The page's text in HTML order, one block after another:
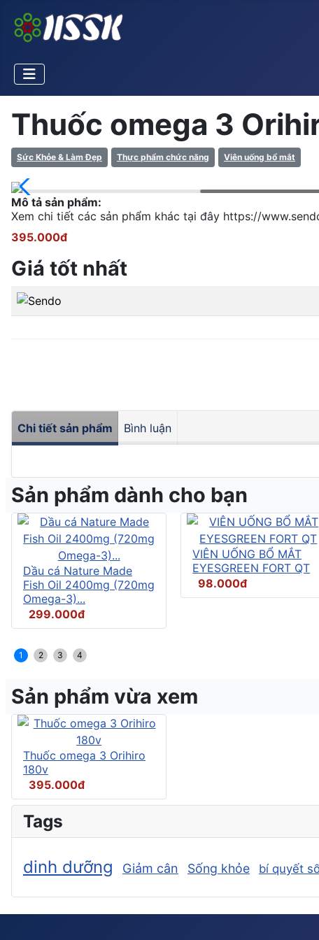
Thuốc omega 3
Sức Khỏe & Làm Đẹp Thực phẩm chức năng Viên uống bổ mắt
Mô tả sản phẩm:
Xem chi tiết các sản phẩm khác tại đây https://
395.000đ
Giá tốt nhất
Chi tiết sản phẩm Bình luận
Sản phẩm dành cho bạn
Dầu cá Nature Made
Fish Oil 2400mg (720mg
Omega-3)...
299.000đ
VIÊN UỐNG BỔ MẮT
EYESGREEN FORT QT
98.000đ
1 2 3 4
Sản phẩm vừa xem
Thuốc omega 3 Orihiro
180v
395.000đ
Tags
dinh dưỡng Giảm cân Sống khỏe bí quyết